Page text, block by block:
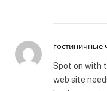
гостиничные
Spot on with
web site